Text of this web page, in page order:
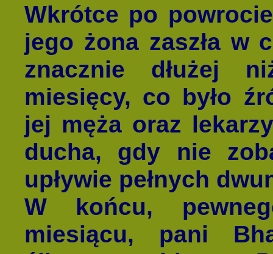
Wkrótce po
jego żona zaszła w
znacznie dłużej
miesięcy, co było
jej męża oraz
ducha, gdy nie
upływie pełnych
W końcu,
miesiącu, pani